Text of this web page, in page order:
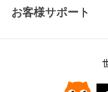
お客様サポート